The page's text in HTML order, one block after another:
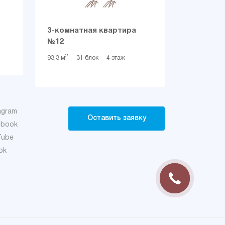
3-комнатная квартира
№12
93,3 м2 31 блок 4 этаж
Оставить заявку